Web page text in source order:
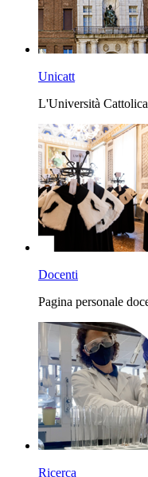
Unicatt
L'Università
Docenti
Pagina personale
Ricerca